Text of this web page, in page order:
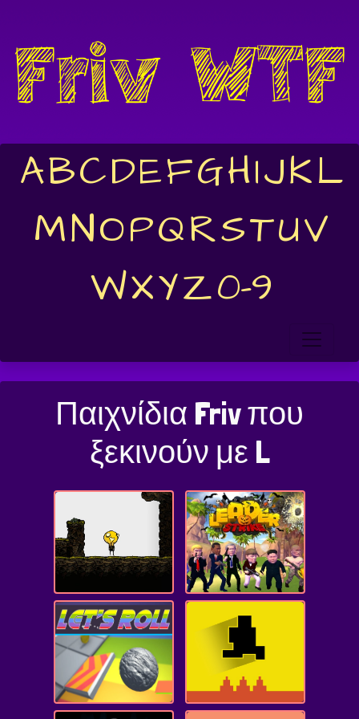
ABCDEFGHIJKL
MNOPQRSTUV
WXYZ0-9
Παιχνίδια Friv που
ξεκινούν με L